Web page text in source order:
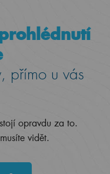
přímo u vás
opravdu za to.
vidět.